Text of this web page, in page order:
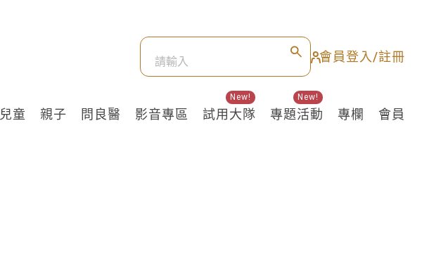
會員登入/註冊
兒童 親子 問良醫 影音專區 試用大隊
New!
專題活動
New!
專欄 會員